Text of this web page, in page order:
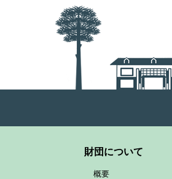
財団について
概要